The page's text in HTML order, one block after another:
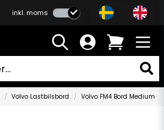
inkl. moms
Volvo Lastbilsbord Volvo FM4 Bord Medium